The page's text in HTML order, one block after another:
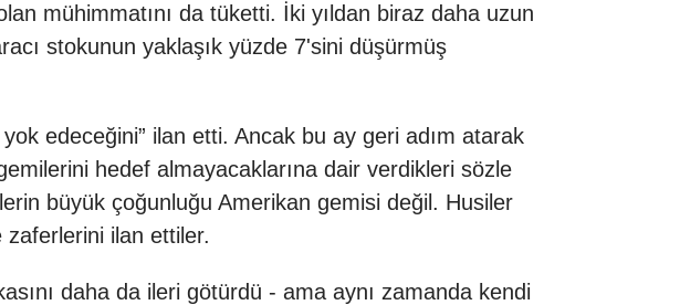
mühimmatını da tüketti. İki yıldan biraz daha uzun
stokunun yaklaşık yüzde 7'sini düşürmüş
edeceğini” ilan etti. Ancak bu ay geri adım atarak
hedef almayacaklarına dair verdikleri sözle
büyük çoğunluğu Amerikan gemisi değil. Husiler
zaferlerini ilan ettiler.
daha da ileri götürdü - ama aynı zamanda kendi